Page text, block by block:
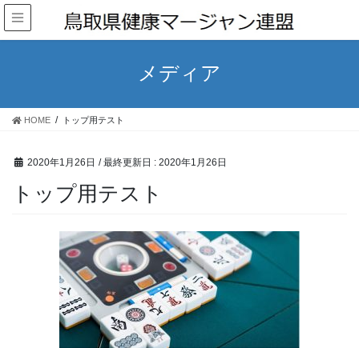
メディア
HOME トップ用テスト
2020年1月26日 / 最終更新日 : 2020年1月26日
トップ用テスト